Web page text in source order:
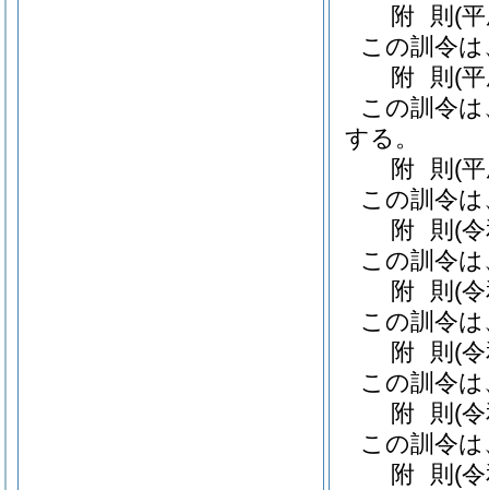
附 則 (
この訓令
附 則 (
この訓令
する。
附 則 (
この訓令
附 則 (
この訓令
附 則 (
この訓令
附 則 (
この訓令
附 則 (
この訓令
附 則 (